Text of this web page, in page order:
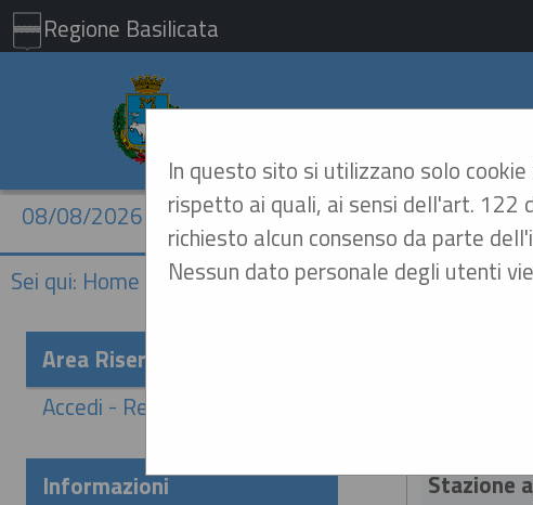
Regione Basilicata
Comune di
08/08/2026 19:50 A
Sei qui: Home Procedure d'appalto e contratti»
In questo sito si utilizzano solo
rispetto ai quali, ai sensi dell'art. 122
richiesto alcun consenso da parte
Nessun dato personale degli utenti
Area Riservata
Accedi - Registrati
Informazioni
Stazione